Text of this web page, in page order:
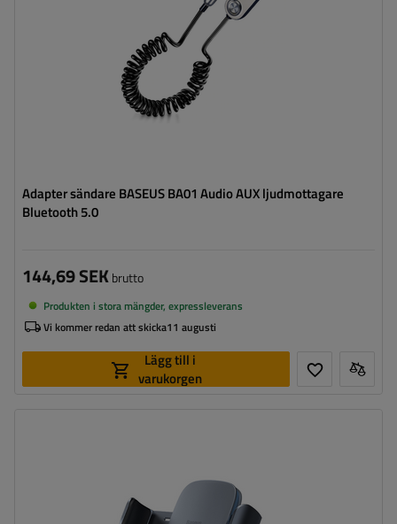
Adapter sändare BASEUS BA01 Audio AUX ljudmottagare
Bluetooth 5.0
144,69 SEKbrutto
Produkten i stora mängder, expressleverans
Vi kommer redan att skicka11 augusti
Lägg till i
varukorgen